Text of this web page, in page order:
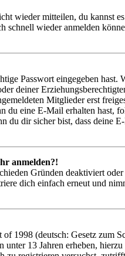
wieder mitteilen, du kannst
schnell wieder anmelden
Passwort eingegeben
deiner
Mitglieder erst
eine E-Mail erhalten hast,
dir sicher bist, dass deine
anmelden?!
Gründen deaktiviert
dich einfach erneut und
1998 (deutsch: Gesetz zum
13 Jahren erheben,